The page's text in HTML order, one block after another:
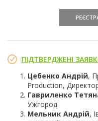
ПІДТВЕРДЖЕНІ
Цебенко Андрій,
Production,
Гавриленко
Ужгород
Мельник Андрій,